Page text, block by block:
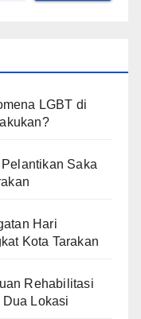
LGBT di
Saka
Hari
Kota Tarakan
Rehabilitasi
Lokasi